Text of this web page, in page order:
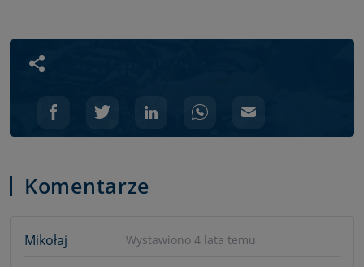
Komentarze
Mikołaj Wystawiono 4 lata temu